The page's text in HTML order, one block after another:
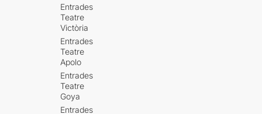
Entrades
Teatre
Victòria
Entrades
Teatre
Apolo
Entrades
Teatre
Goya
Entrades